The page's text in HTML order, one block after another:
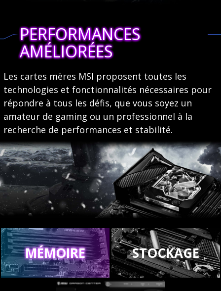
PERFORMANCES
AMÉLIORÉES
Les cartes mères MSI proposent toutes les
technologies et fonctionnalités nécessaires pour
répondre à tous les défis, que vous soyez un
amateur de gaming ou un professionnel à la
recherche de performances et stabilité.
MÉMOIRE STOCKAGE